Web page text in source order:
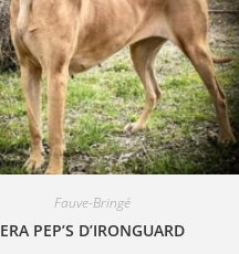
Fauve-Bringé
ERA PEP’S D’IRONGUARD